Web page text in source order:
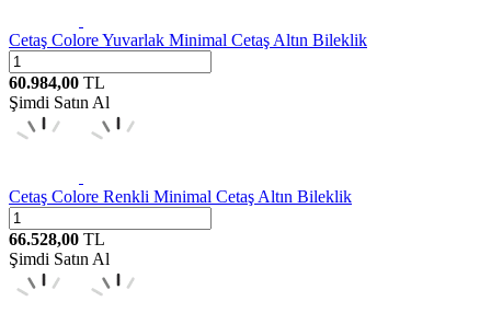
Cetaş Colore Yuvarlak Minimal Cetaş Altın Bileklik
60.984,00 TL
Şimdi Satın Al
Cetaş Colore Renkli Minimal Cetaş Altın Bileklik
66.528,00 TL
Şimdi Satın Al